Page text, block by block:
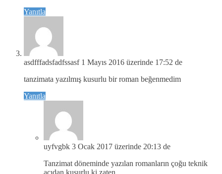
Yanıtla
asdfffadsfadfssasf 1 Mayıs 2016 üzerinde 17:52 de
tanzimata yazılmış kusurlu bir roman beğenmedim
Yanıtla
uyfvgbk 3 Ocak 2017 üzerinde 20:13 de
Tanzimat döneminde yazılan romanların çoğu teknik